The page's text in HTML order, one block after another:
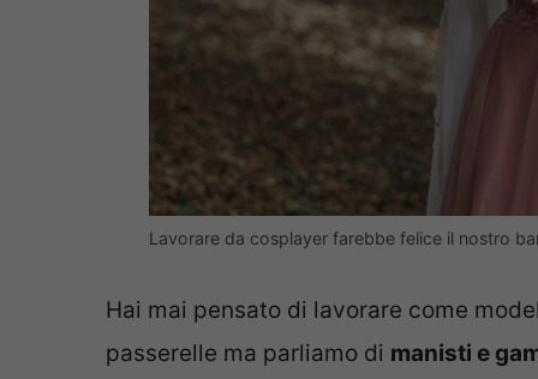
Lavorare da cosplayer farebbe felice il nostro
Hai mai pensato di lavorare come
passerelle ma parliamo di manisti e